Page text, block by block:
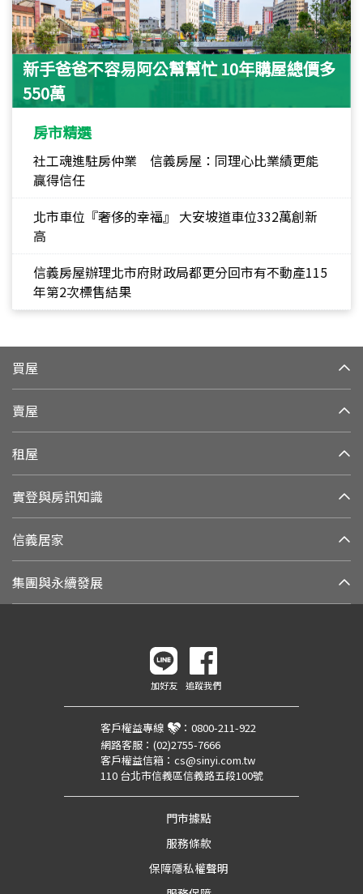
新手爸爸不容易阿公幫幫忙 10年購屋總價多
550萬
房市精選
社工魂進駐房仲業 信義房屋：同理心比業績更能
贏得信任
北市車位『奢侈的幸福』 大安坡道車位332萬創新
高
信義房屋辦理北市府財政局都更分回市有不動產115
年第2次標售結果
買屋
賣屋
租屋
實登與房訊知識
信義居家
集團與永續發展
加好友 追蹤我們
客戶權益專線 ： 0800-211-922
網路客服： (02)2755-7666
客戶權益信箱： cs@sinyi.com.tw
110 台北市信義區信義路五段100號
門市據點
服務條款
保障隱私權聲明